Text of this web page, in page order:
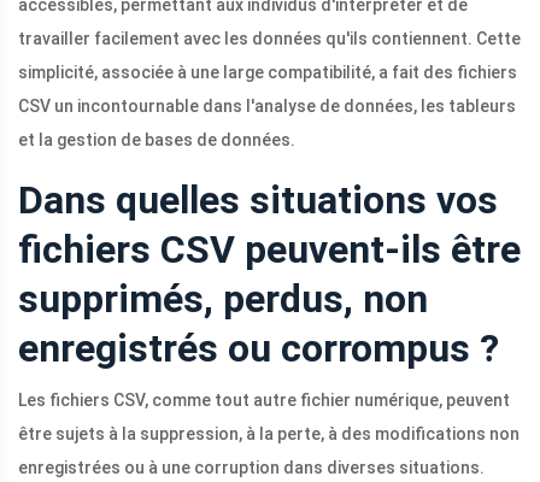
accessibles, permettant aux individus d'interpréter et de
travailler facilement avec les données qu'ils contiennent. Cette
simplicité, associée à une large compatibilité, a fait des fichiers
CSV un incontournable dans l'analyse de données, les tableurs
et la gestion de bases de données.
Dans quelles situations vos
fichiers CSV peuvent-ils être
supprimés, perdus, non
enregistrés ou corrompus ?
Les fichiers CSV, comme tout autre fichier numérique, peuvent
être sujets à la suppression, à la perte, à des modifications non
enregistrées ou à une corruption dans diverses situations.